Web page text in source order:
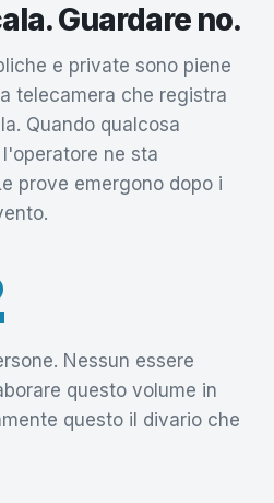
Guardare no.
e private sono piene
telecamera che registra
Quando qualcosa
ne sta
prove emergono dopo i
Nessun essere
questo volume in
questo il divario che